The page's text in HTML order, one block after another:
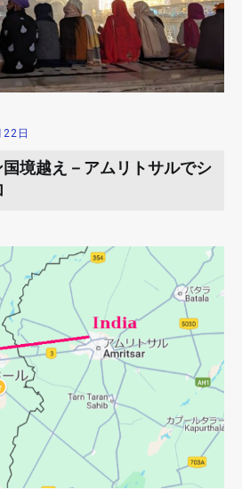
日
境越え－アムリトサルでシ